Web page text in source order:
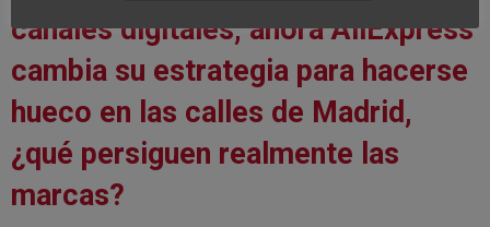
canales digitales, ahora AliExpress
cambia su estrategia para hacerse
hueco en las calles de Madrid,
¿qué persiguen realmente las
marcas?